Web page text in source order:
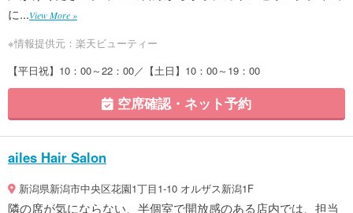
に...View More »
※情報提供元：楽天ビューティー
【平日祝】10：00～22：00／【土日】10：00～19：00
空席確認・ネット予約
ailes Hair Salon
新潟県新潟市中央区花園1丁目1-10 オルザス新潟1F
隣の席が気にならない、半個室で開放感のある店内では、担当